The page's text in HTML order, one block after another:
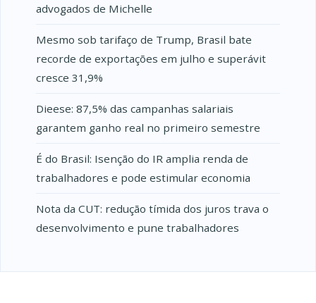
advogados de Michelle
Mesmo sob tarifaço de Trump, Brasil bate
recorde de exportações em julho e superávit
cresce 31,9%
Dieese: 87,5% das campanhas salariais
garantem ganho real no primeiro semestre
É do Brasil: Isenção do IR amplia renda de
trabalhadores e pode estimular economia
Nota da CUT: redução tímida dos juros trava o
desenvolvimento e pune trabalhadores